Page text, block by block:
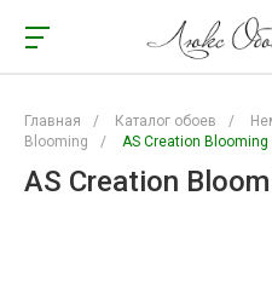
Главная / Каталог обоев /
Blooming
/ AS Creation Blooming
AS Creation